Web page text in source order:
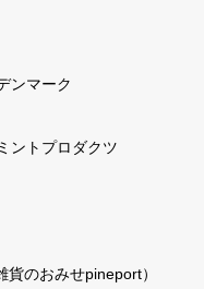
ンマーク
ントプロダクツ
のおみせpineport）